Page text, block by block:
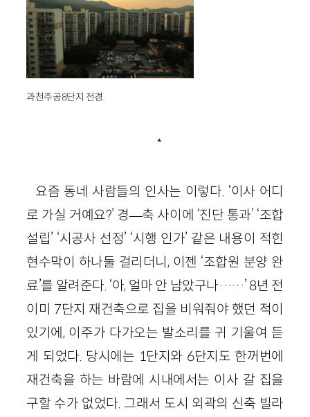
과천주공8단지 전경.
*
요즘 동네 사람들의 인사는 이렇다. ‘이사 어디
로 가실 거예요?’ 경—축 사이에 ‘진단 통과’ ‘조합
설립’ ‘시공사 선정’ ‘시행 인가’ 같은 내용이 적힌
현수막이 하나둘 걸리더니, 이젠 ‘조합원 분양 완
료’를 알려준다. ‘아, 얼마 안 남았구나……’ 8년 전
이미 7단지 재건축으로 집을 비워줘야 했던 적이
있기에, 이주가 다가오는 발소리를 귀 기울여 듣
게 되었다. 당시에는 1단지와 6단지도 한꺼번에
재건축을 하는 바람에 시내에서는 이사 갈 집을
구할 수가 없었다. 그래서 도시 외곽의 신축 빌라